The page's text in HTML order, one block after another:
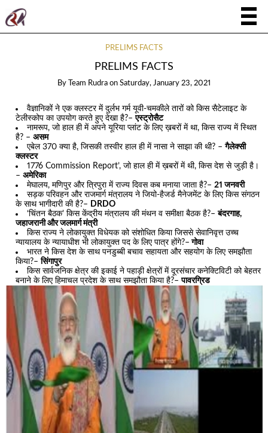
PRELIMS FACTS
PRELIMS FACTS
By Team Rudra on Saturday, January 23, 2021
वैज्ञानिकों ने एक क्लस्टर में दुर्लभ गर्म यूवी-चमकीले तारों को किस सैटेलाइट के
टेलीस्कोप का उपयोग करते हुए देखा है?–एस्ट्रोसैट
नामरूप, जो हाल ही में अपने यूरिया प्लांट के लिए ख़बरों में था, किस राज्य में स्थित
है? –असम
एबेल 370 क्या है, जिसकी तस्वीर हाल ही में नासा ने साझा की थी? –गैलेक्सी
क्लस्टर
1776 Commission Report’, जो हाल ही में ख़बरों में थी, किस देश से जुड़ी है।
–अमेरिका
मेघालय, मणिपुर और त्रिपुरा में राज्य दिवस कब मनाया जाता है?–21 जनवरी
सड़क परिवहन और राजमार्ग मंत्रालय ने जियो-हैजर्ड मैनेजमेंट के लिए किस संगठन
के साथ भागीदारी की है?– DRDO
‘चिंतन बैठक’ किस केंद्रीय मंत्रालय की मंथन व समीक्षा बैठक है?–बंदरगाह,
जहाजरानी और जलमार्ग मंत्री
किस राज्य ने लोकायुक्त विधेयक को संशोधित किया जिससे सेवानिवृत्त उच्च
न्यायालय के न्यायाधीश भी लोकायुक्त पद के लिए पात्र होंगे?– गोवा
भारत ने किस देश के साथ पनडुब्बी बचाव सहायता और सहयोग के लिए समझौता
किया?–सिंगापुर
किस सार्वजनिक क्षेत्र की इकाई ने पहाड़ी क्षेत्रों में दूरसंचार कनेक्टिविटी को बेहतर
बनाने के लिए हिमाचल प्रदेश के साथ समझौता किया है?–पावरग्रिड